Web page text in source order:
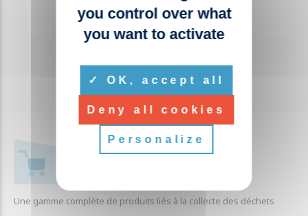
Une gamme complète de produits liés à la collecte des déchets
you control over what
you want to activate
OK, accept all
Deny all cookies
Personalize